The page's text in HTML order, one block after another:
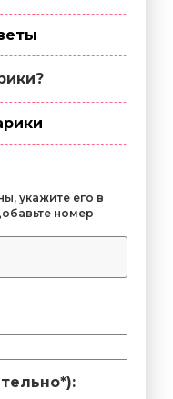
укажите его в
номер